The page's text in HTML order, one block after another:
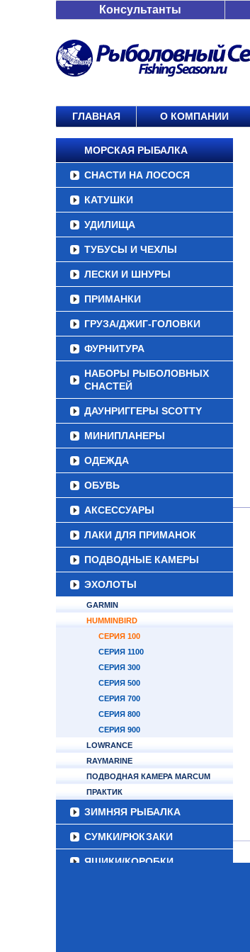
Консультанты
ГЛАВНАЯ О КОМПАНИИ
МОРСКАЯ РЫБАЛКА
СНАСТИ НА ЛОСОСЯ
КАТУШКИ
УДИЛИЩА
ТУБУСЫ И ЧЕХЛЫ
ЛЕСКИ И ШНУРЫ
ПРИМАНКИ
ГРУЗА/ДЖИГ-ГОЛОВКИ
ФУРНИТУРА
НАБОРЫ РЫБОЛОВНЫХ
СНАСТЕЙ
ДАУНРИГГЕРЫ SCOTTY
МИНИПЛАНЕРЫ
ОДЕЖДА
ОБУВЬ
АКСЕССУАРЫ
ЛАКИ ДЛЯ ПРИМАНОК
ПОДВОДНЫЕ КАМЕРЫ
ЭХОЛОТЫ
GARMIN
HUMMINBIRD
СЕРИЯ 100
СЕРИЯ 1100
СЕРИЯ 300
СЕРИЯ 500
СЕРИЯ 700
СЕРИЯ 800
СЕРИЯ 900
LOWRANCE
RAYMARINE
ПОДВОДНАЯ КАМЕРА MARCUM
ПРАКТИК
ЗИМНЯЯ РЫБАЛКА
СУМКИ/РЮКЗАКИ
ЯЩИКИ/КОРОБКИ